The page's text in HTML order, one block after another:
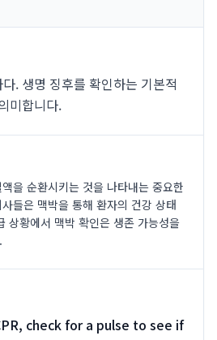
. 생명 징후를 확인하는 기본적
미합니다.
을 순환시키는 것을 나타내는 중요한
들은 맥박을 통해 환자의 건강 상태
상황에서 맥박 확인은 생존 가능성을
check for a pulse to see if